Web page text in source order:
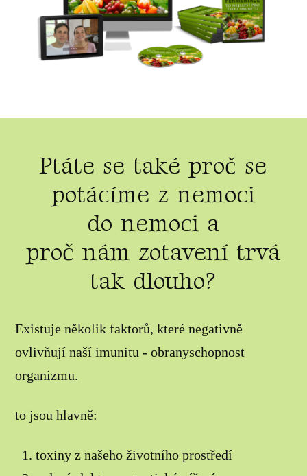
Ptáte se také proč se
potácíme z nemoci
do nemoci a
proč nám zotavení trvá
tak dlouho?
Existuje několik faktorů, které negativně
ovlivňují naší imunitu - obranyschopnost
organizmu.
to jsou hlavně:
toxiny z našeho životního prostředí